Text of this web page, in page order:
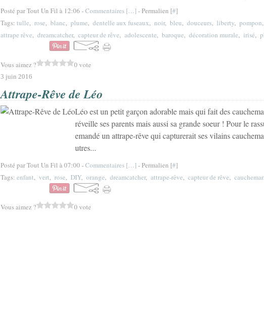
Posté par Tout Un Fil à 12:06 -Commentaires […] - Permalien [#]
Tags: tulle, rose, blanc, plume, dentelle aux fuseaux, noir, bleu, douceurs, liberty, pompon,
attrape rêve, dreamcatcher, capteur de rêve, adolescente, baroque, décoration murale, irisé,
Vous aimez ? 0 vote
3 juin 2016
Attrape-Rêve de Léo
Léo est un petit garçon adorable mais qui fait des
réveille ses parents mais aussi sa grande soeur ! Pour le
emandé un attrape-rêve qui capturerait ses vilains
utres...
Posté par Tout Un Fil à 07:00 -Commentaires […] - Permalien [#]
Tags: enfant, vert, rose, DIY, orange, dreamcatcher, attrape-rêve, capteur de rêve,
Vous aimez ? 0 vote